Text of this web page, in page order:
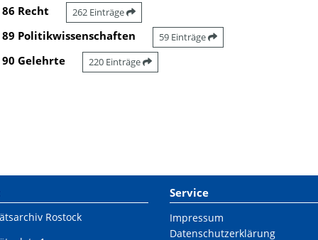
86 Recht 262 Einträge
89 Politikwissenschaften 59 Einträge
90 Gelehrte 220 Einträge
Rostock
Service
Impressum
Datenschutzerklärung